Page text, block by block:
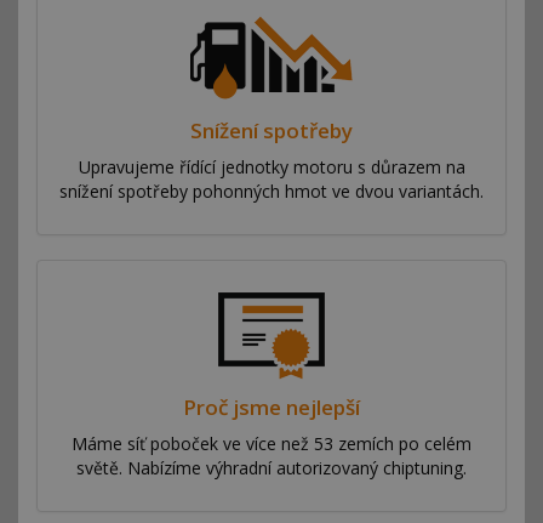
Snížení spotřeby
Upravujeme řídící jednotky motoru s důrazem na
snížení spotřeby pohonných hmot ve dvou variantách.
Proč jsme nejlepší
Máme síť poboček ve více než 53 zemích po celém
světě. Nabízíme výhradní autorizovaný chiptuning.